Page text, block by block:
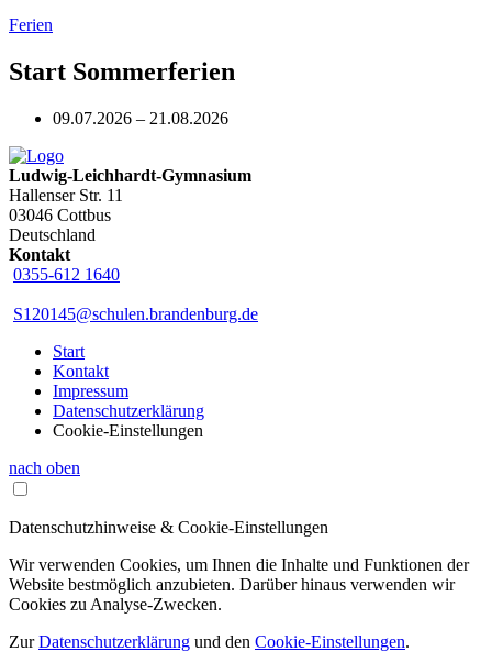
Ferien
Start Sommerferien
09.07.2026 – 21.08.2026
Ludwig-Leichhardt-Gymnasium
Hallenser Str. 11
03046 Cottbus
Deutschland
Kontakt
0355-612 1640
S120145@schulen.brandenburg.de
Start
Kontakt
Impressum
Datenschutzerklärung
Cookie-Einstellungen
nach oben
Datenschutzhinweise & Cookie-Einstellungen
Wir verwenden Cookies, um Ihnen die Inhalte und Funktionen der
Website bestmöglich anzubieten. Darüber hinaus verwenden wir
Cookies zu Analyse-Zwecken.
ZurDatenschutzerklärung und den Cookie-Einstellungen.